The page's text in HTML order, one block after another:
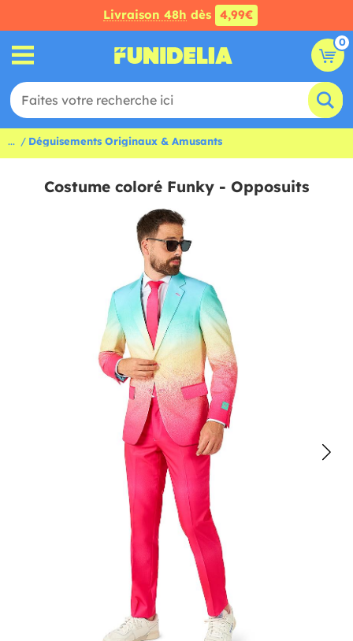
Livraison 48h dès 4,99€
0
... Déguisements Originaux & Amusants
Costume coloré Funky - Opposuits